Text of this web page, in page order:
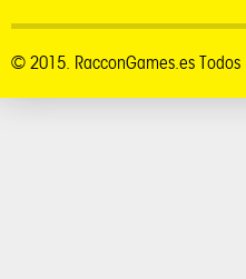
© 2015. RacconGames.es Todos